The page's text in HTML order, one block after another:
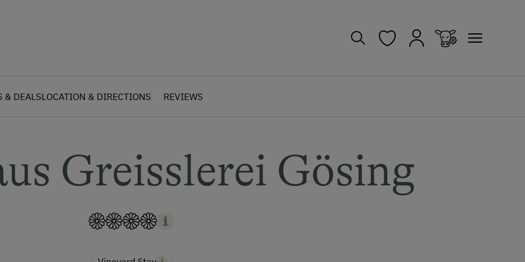
& DEALSLOCATION & DIRECTIONS REVIEWS
Greisslerei Gösing